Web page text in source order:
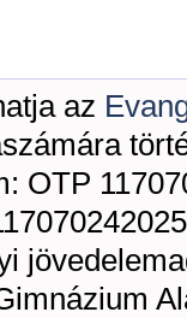
az
OTP